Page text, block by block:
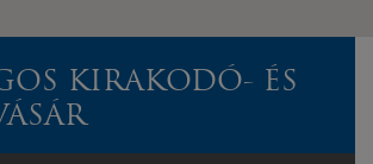
KIRAKODÓ- ÉS